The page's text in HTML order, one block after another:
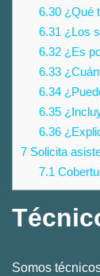
6.30¿Qué
6.31 ¿Los
6.32¿Es
6.33
6.34
6.35
6.36
7 Solicita
7.1
Somos